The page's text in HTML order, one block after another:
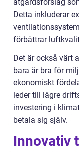
åtgärdsförslag
Detta inkluderar
förbättrar
Det är också värt
bara är bra för
ekonomiskt
leder till lägre
investering i
betala sig själv.
Innovativ